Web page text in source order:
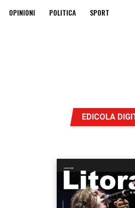
OPINIONI POLITICA SPORT
EDICOLA